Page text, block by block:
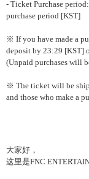
- Ticket Purchase
purchase period [KST]
※ If you have made a
deposit by 23:29 [KST]
(Unpaid purchases will
※ The ticket will be
and those who make a
大家好，
这里是FNC